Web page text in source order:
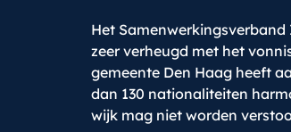
Het
zeer verheugd met het
gemeente Den Haag heeft
dan 130 nationaliteiten
wijk mag niet worden